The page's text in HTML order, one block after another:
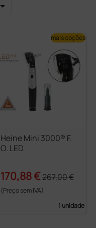
Heine Mini 3000® F.
O. LED
170,88 €267,00 €
(Preço sem IVA)
1 unidade
mais opções